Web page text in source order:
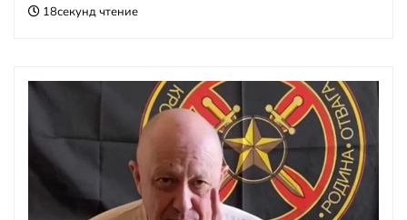
18секунд чтение